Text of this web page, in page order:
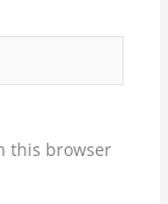
this browser